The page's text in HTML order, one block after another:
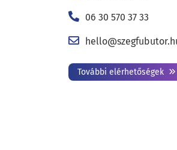
06 30 570 37 33
További elérhetőségek